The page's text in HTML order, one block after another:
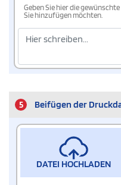
Geben Sie hier die
Sie hinzufügen möchten.
5 Beifügen der
DATEI HOCHLADEN